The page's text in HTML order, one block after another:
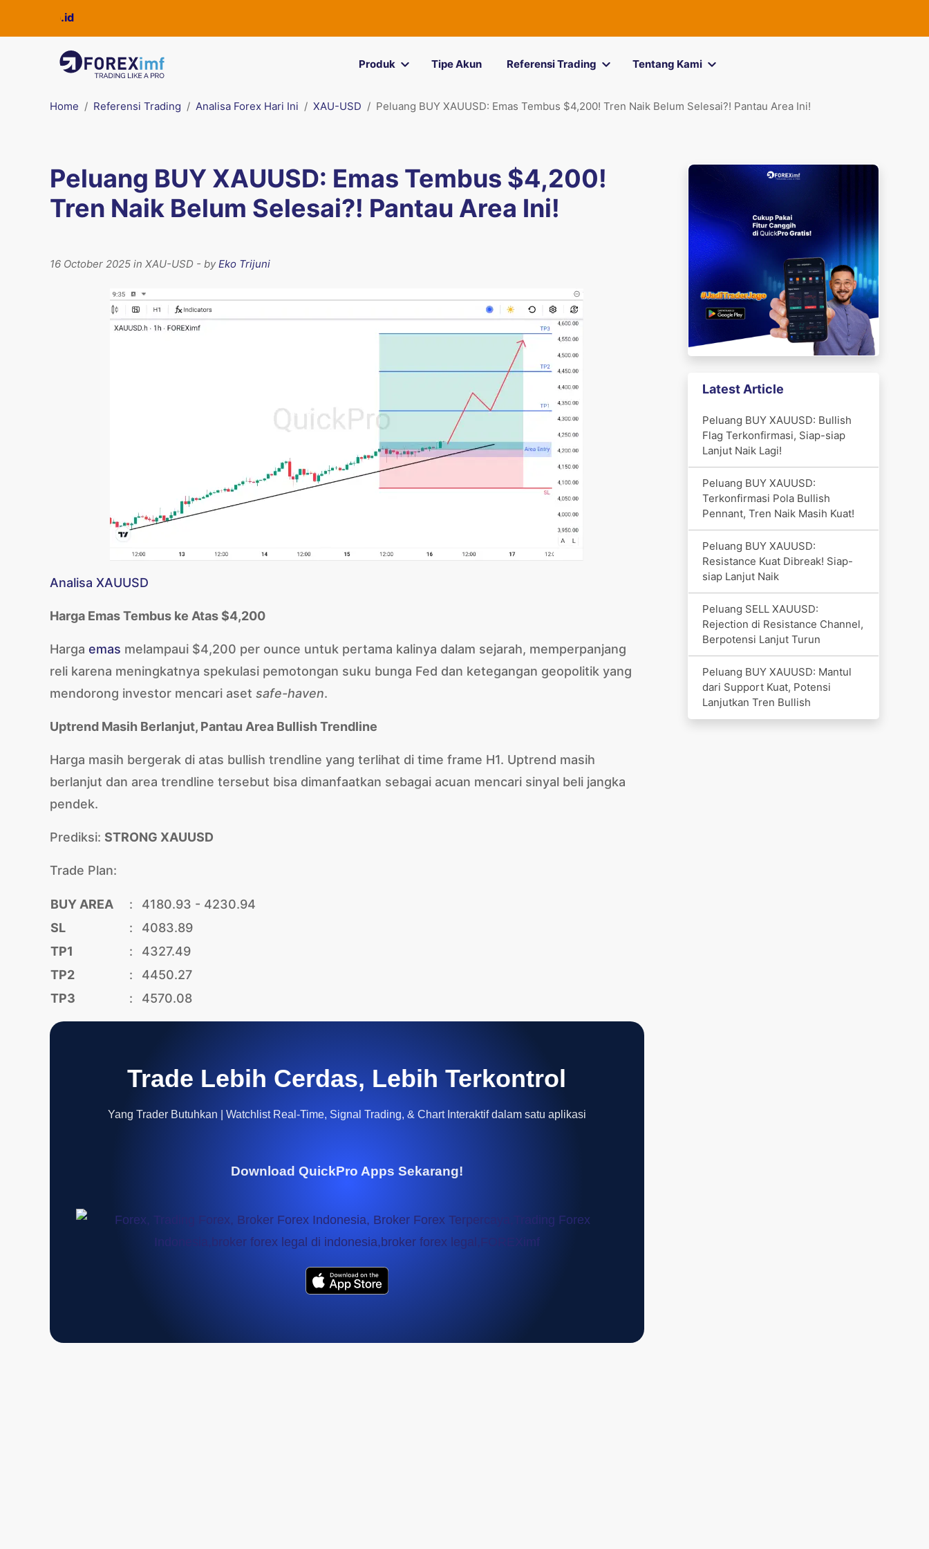
Produk Tipe Akun Referensi Trading Tentang Kami
Home Referensi Trading Analisa Forex Hari Ini XAU-USD Peluang BUY XAUUSD: Emas Tembus $4,200! Tren Naik Belum Selesai?! Pantau Area Ini!
Peluang BUY XAUUSD: Emas Tembus $4,200!
Tren Naik Belum Selesai?! Pantau Area Ini!
16 October 2025 in XAU-USD - byEko Trijuni
Analisa XAUUSD
Harga Emas Tembus ke Atas $4,200
Harga emas melampaui $4,200 per ounce untuk pertama kalinya dalam sejarah, memperpanjang
reli karena meningkatnya spekulasi pemotongan suku bunga Fed dan ketegangan geopolitik yang
mendorong investor mencari aset safe-haven.
Uptrend Masih Berlanjut, Pantau Area Bullish Trendline
Harga masih bergerak di atas bullish trendline yang terlihat di time frame H1. Uptrend masih
berlanjut dan area trendline tersebut bisa dimanfaatkan sebagai acuan mencari sinyal beli jangka
pendek.
Prediksi: STRONG XAUUSD
Trade Plan:
BUY AREA :
4180.93 - 4230.94
SL
:
4083.89
TP1
:
4327.49
TP2
:
4450.27
TP3
: 4570.08
Trade Lebih Cerdas, Lebih Terkontrol
Yang Trader Butuhkan | Watchlist Real-Time, Signal Trading, & Chart Interaktif dalam satu aplikasi
Download QuickPro Apps Sekarang!
Latest Article
Peluang BUY XAUUSD: Bullish
Flag Terkonfirmasi, Siap-siap
Lanjut Naik Lagi!
Peluang BUY XAUUSD:
Terkonfirmasi Pola Bullish
Pennant, Tren Naik Masih Kuat!
Peluang BUY XAUUSD:
Resistance Kuat Dibreak! Siap-
siap Lanjut Naik
Peluang SELL XAUUSD:
Rejection di Resistance Channel,
Berpotensi Lanjut Turun
Peluang BUY XAUUSD: Mantul
dari Support Kuat, Potensi
Lanjutkan Tren Bullish